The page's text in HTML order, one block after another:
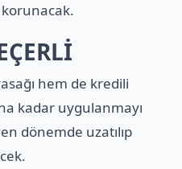
hem de kredili
kadar uygulanmayı
dönemde uzatılıp